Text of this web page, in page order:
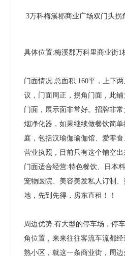
3万科梅溪郡商业广场双门头拐
具体位置:梅溪郡万科里商业街1
门面情况:总面积:160平，上下
议，门面周正，拐角门面，此
门面，展示面非常好。招牌非
烟净化器，如果继续做餐饮简
庭，包括汉瑜伽瑜伽馆、爱零
营业执照，目前只有这个铺空出
门面适合经营:特色餐饮、日本
宠物医院、美容美发私人订制
地，先到先得，房东直租！！
周边优势:有大型的停车场，停
角位置，来来往往客流车流都
熟小区，就这一条商业街，周